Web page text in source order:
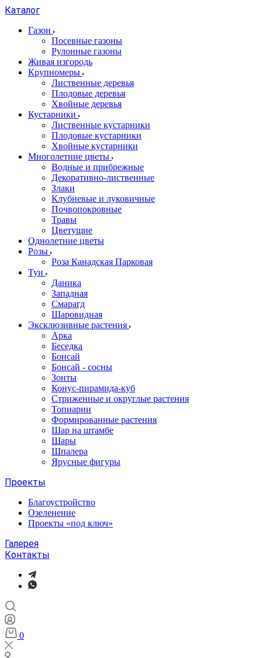
Каталог
Газон
Посевные газоны
Рулонные газоны
Живая изгородь
Крупномеры
Лиственные деревья
Плодовые деревья
Хвойные деревья
Кустарники
Лиственные кустарники
Плодовые кустарники
Хвойные кустарники
Многолетние цветы
Водные и прибрежные
Декоративно-лиственные
Злаки
Клубневые и луковичные
Почвопокровные
Травы
Цветущие
Однолетние цветы
Розы
Роза Канадская Парковая
Туи
Даника
Западная
Смарагд
Шаровидная
Эксклюзивные растения
Арка
Беседка
Бонсай
Бонсай - сосны
Зонты
Конус-пирамида-куб
Стриженные и округлые растения
Топиарии
Формированные растения
Шар на штамбе
Шары
Шпалера
Ярусные фигуры
Проекты
Благоустройство
Озеленение
Проекты «под ключ»
Галерея
Контакты
0